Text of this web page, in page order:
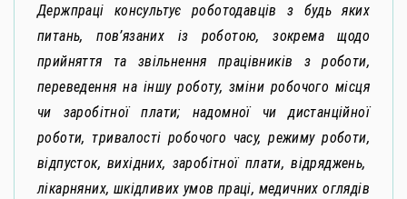
Держпраці консультує роботодавців з будь яких
питань, пов’язаних із роботою, зокрема щодо
прийняття та звільнення працівників з роботи,
переведення на іншу роботу, зміни робочого місця
чи заробітної плати; надомної чи дистанційної
роботи, тривалості робочого часу, режиму роботи,
відпусток, вихідних, заробітної плати, відряджень,
лікарняних, шкідливих умов праці, медичних оглядів